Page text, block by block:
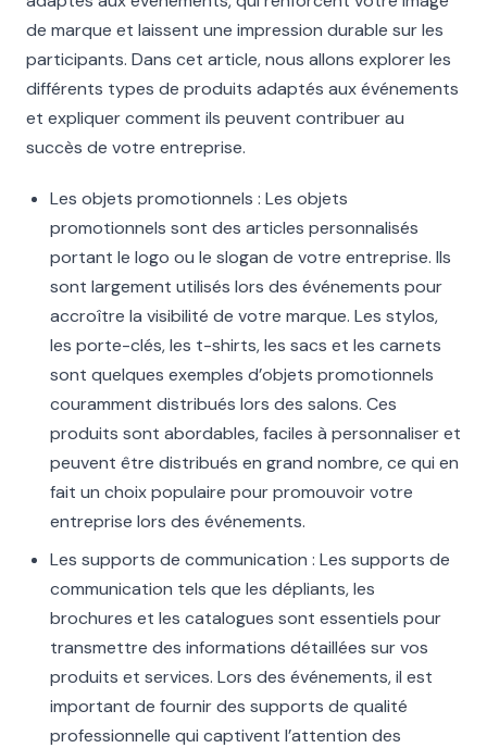
de marque et laissent une impression durable sur les
participants. Dans cet article, nous allons explorer les
différents types de produits adaptés aux événements
et expliquer comment ils peuvent contribuer au
succès de votre entreprise.
Les objets promotionnels : Les objets
promotionnels sont des articles personnalisés
portant le logo ou le slogan de votre entreprise. Ils
sont largement utilisés lors des événements pour
accroître la visibilité de votre marque. Les stylos,
les porte-clés, les t-shirts, les sacs et les carnets
sont quelques exemples d’objets promotionnels
couramment distribués lors des salons. Ces
produits sont abordables, faciles à personnaliser et
peuvent être distribués en grand nombre, ce qui en
fait un choix populaire pour promouvoir votre
entreprise lors des événements.
Les supports de communication : Les supports de
communication tels que les dépliants, les
brochures et les catalogues sont essentiels pour
transmettre des informations détaillées sur vos
produits et services. Lors des événements, il est
important de fournir des supports de qualité
professionnelle qui captivent l’attention des